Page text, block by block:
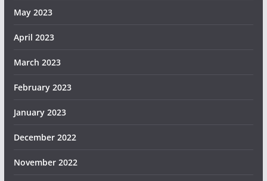
May 2023
April 2023
March 2023
February 2023
January 2023
December 2022
November 2022